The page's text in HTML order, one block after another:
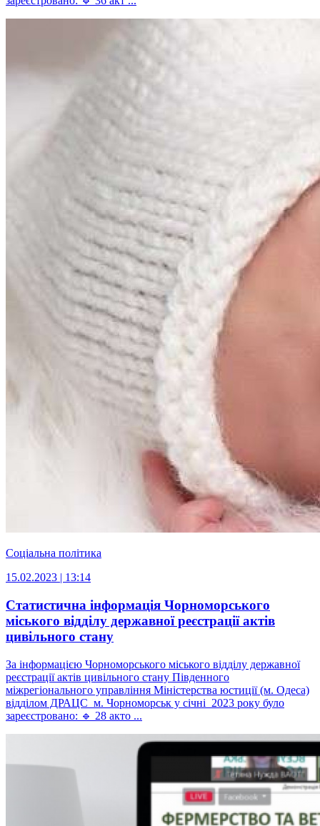
Соціальна політика
15.02.2023 | 13:14
Статистична інформація Чорноморського
міського відділу державної реєстрації актів
цивільного стану
За інформацією Чорноморського міського відділу державної
реєстрації актів цивільного стану Південного
міжрегіонального управління Міністерства юстиції (м. Одеса)
відділом ДРАЦС м. Чорноморськ у січні 2023 року було
зареєстровано: 🔹 28 акто ...